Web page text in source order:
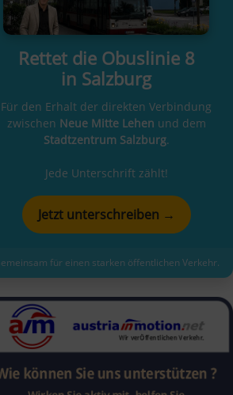
Rettet die Obuslinie 8
in Salzburg
Für den Erhalt der direkten Verbindung
zwischen Neue Mitte Lehen und dem
Stadtzentrum Salzburg.
Jede Unterschrift zählt!
Jetzt unterschreiben →
für einen starken öffentlichen Verkehr.